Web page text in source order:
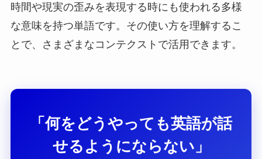
時間や現実の歪みを表現する時にも使われる多様
な意味を持つ単語です。その使い方を理解するこ
とで、さまざまなコンテクストで活用できます。
「何をどうやっても英語が話
せるようにならない」